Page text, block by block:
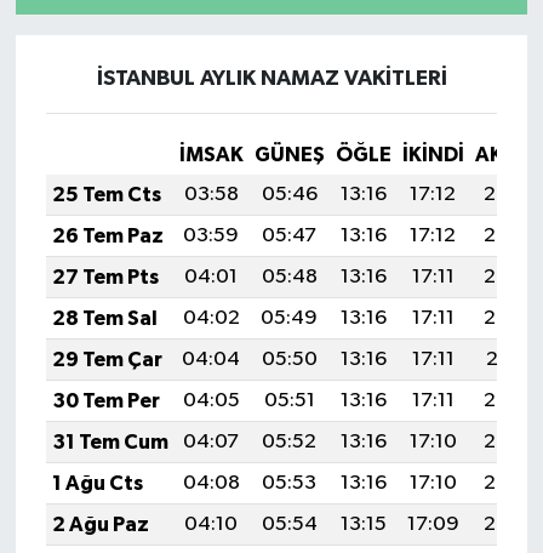
İSTANBUL AYLIK NAMAZ VAKITLERI
İMSAK GÜNEŞ ÖĞLE İKINDI
25 Tem Cts
03:58 05:46 13:16 17:12
20:35
26 Tem Paz
03:59 05:47 13:16 17:12
20:34
27 Tem Pts
04:01 05:48 13:16 17:11
20:33
28 Tem Sal
04:02 05:49 13:16 17:11
20:32
29 Tem Çar
04:04 05:50 13:16 17:11
20:31
30 Tem Per
04:05 05:51 13:16 17:11
20:30
31 Tem Cum
04:07 05:52 13:16 17:10
20:29
1 Ağu Cts
04:08 05:53 13:16 17:10
20:28
2 Ağu Paz
04:10 05:54 13:15 17:09
20:27